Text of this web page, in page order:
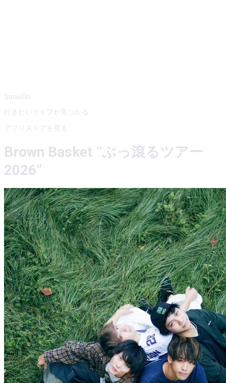
SonicOn
行きたいライブが見つかる
アプリストアを見る
Brown Basket “ぶっ滾るツアー
2026”